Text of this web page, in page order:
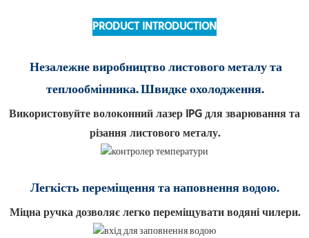
PRODUCT INTRODUCTION
Незалежне виробництво листового металу та
теплообмінника. Швидке охолодження.
Використовуйте волоконний лазер IPG для зварювання та
різання листового металу.
Легкість переміщення та наповнення водою.
Міцна ручка дозволяє легко переміщувати водяні чилери.